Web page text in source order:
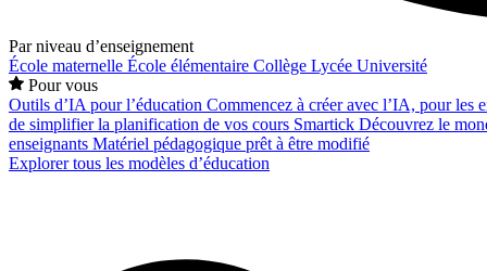
Par niveau d’enseignement
École maternelle École élémentaire Collège Lycée Université
Pour vous
Outils d’IA pour l’éducation Commencez à créer avec l’IA, pour les
de simplifier la planification de vos cours Smartick Découvrez le
enseignants Matériel pédagogique prêt à être modifié
Explorer tous les modèles d’éducation